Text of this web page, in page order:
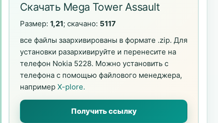
Скачать Mega Tower Assault
Размер: 1,21; скачано: 5117
все файлы заархивированы в формате .zip. Для
установки разархивируйте и перенесите на
телефон Nokia 5228. Можно установить с
телефона с помощью файлового менеджера,
например X-plore.
Получить ссылку